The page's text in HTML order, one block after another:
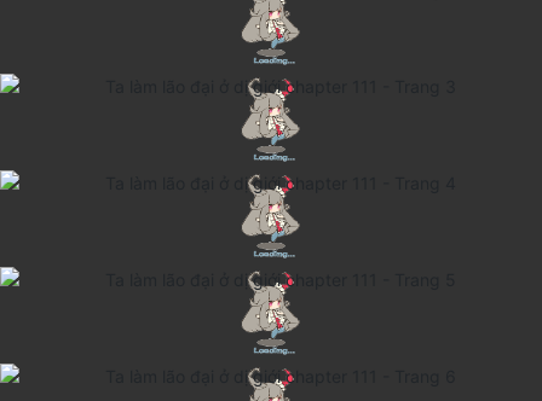
Hiện đại
Hài Hước
Hậu Cung
Kinh Dị